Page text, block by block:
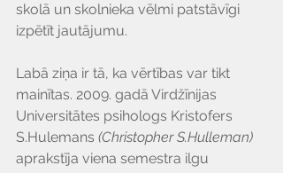
skolā un skolnieka vēlmi patstāvīgi
izpētīt jautājumu.
Labā ziņa ir tā, ka vērtības var tikt
mainītas. 2009. gadā Virdžīnijas
Universitātes psihologs Kristofers
S.Hulemans (Christopher S.Hulleman)
aprakstīja viena semestra ilgu